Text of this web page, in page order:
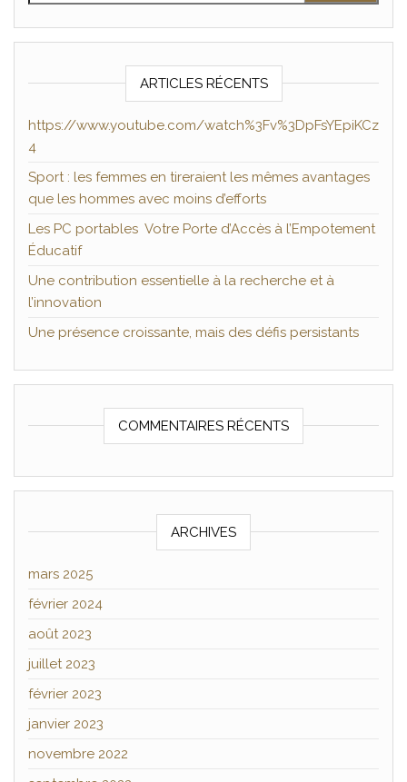
ARTICLES RÉCENTS
https://www.youtube.com/watch%3Fv%3DpFsYEpiKCz
4
Sport : les femmes en tireraient les mêmes avantages
que les hommes avec moins d’efforts
Les PC portables Votre Porte d’Accès à l’Empotement
Éducatif
Une contribution essentielle à la recherche et à
l’innovation
Une présence croissante, mais des défis persistants
COMMENTAIRES RÉCENTS
ARCHIVES
mars 2025
février 2024
août 2023
juillet 2023
février 2023
janvier 2023
novembre 2022